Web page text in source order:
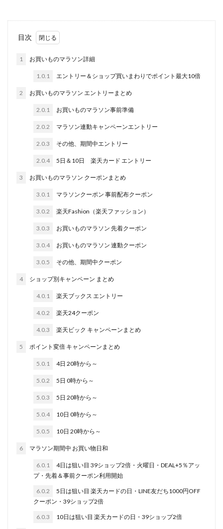
目次
1 お買いものマラソン詳細
1.0.1 エントリー＆ショップ買いまわりでポイント最大10倍
2 お買いものマラソン エントリーまとめ
2.0.1 お買いものマラソン事前準備
2.0.2 マラソン連動キャンペーンエントリー
2.0.3 その他、期間中エントリー
2.0.4 5日＆10日 楽天カード エントリー
3 お買いものマラソン クーポンまとめ
3.0.1 マラソンクーポン 事前配布クーポン
3.0.2 楽天Fashion（楽天ファッション）
3.0.3 お買いものマラソン 先着クーポン
3.0.4 お買いものマラソン 連動クーポン
3.0.5 その他、期間中クーポン
4 ショップ別キャンペーン まとめ
4.0.1 楽天ブックス エントリー
4.0.2 楽天24クーポン
4.0.3 楽天ビック キャンペーンまとめ
5 ポイント変倍 キャンペーンまとめ
5.0.1 4日 20時から～
5.0.2 5日 0時から～
5.0.3 5日 20時から～
5.0.4 10日 0時から～
5.0.5 10日 20時から～
6 マラソン期間中 お買い物日和
6.0.1
4日は狙い目 39ショップ2倍・火曜日・DEAL+5％アッ
プ・先着＆事前クーポン利用開始
6.0.2
5日は狙い目 楽天カードの日・LINE友だち1000円OFF
クーポン・39ショップ2倍
6.0.3 10日は狙い目 楽天カードの日・39ショップ2倍